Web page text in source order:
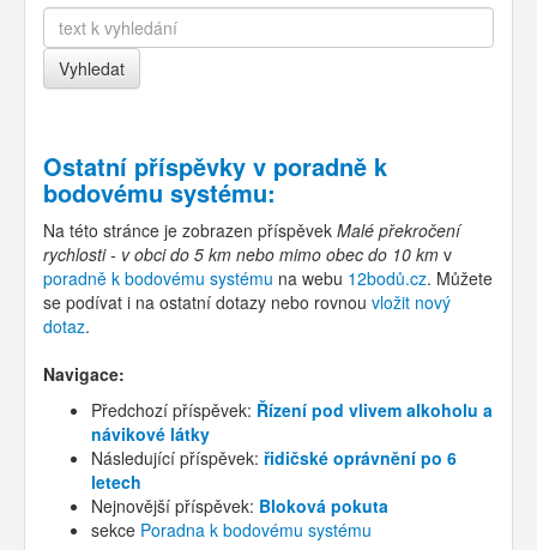
Ostatní příspěvky v poradně k
bodovému systému:
Na této stránce je zobrazen příspěvek Malé překročení
rychlosti - v obci do 5 km nebo mimo obec do 10 km v
poradně k bodovému systému na webu 12bodů.cz. Můžete
se podívat i na ostatní dotazy nebo rovnou vložit nový
dotaz.
Navigace:
Předchozí příspěvek: Řízení pod vlivem alkoholu a
návikové látky
Následující příspěvek: řidičské oprávnění po 6
letech
Nejnovější příspěvek: Bloková pokuta
sekce Poradna k bodovému systému